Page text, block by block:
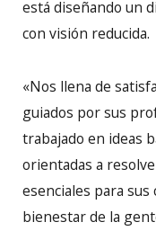
está diseñando un
con visión reducida.
«Nos llena de
guiados por sus
trabajado en ideas
orientadas a
esenciales para
bienestar de la